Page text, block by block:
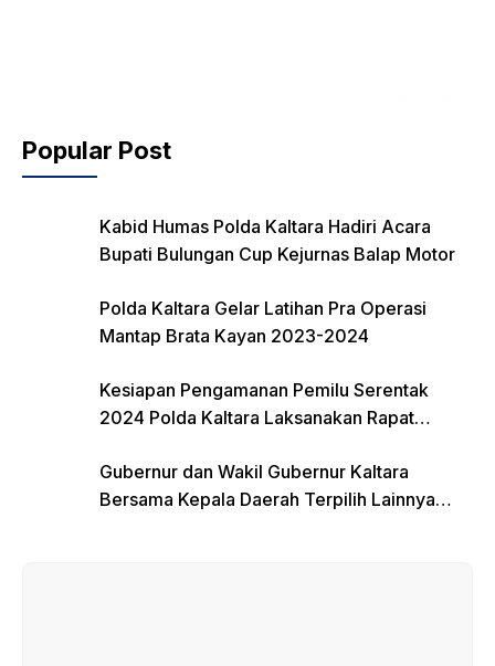
Popular Post
Kabid Humas Polda Kaltara Hadiri Acara
Bupati Bulungan Cup Kejurnas Balap Motor
Polda Kaltara Gelar Latihan Pra Operasi
Mantap Brata Kayan 2023-2024
Kesiapan Pengamanan Pemilu Serentak
2024 Polda Kaltara Laksanakan Rapat
Gubernur dan Wakil Gubernur Kaltara
Bersama Kepala Daerah Terpilih Lainnya